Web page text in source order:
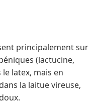
principalement sur
(lactucine,
latex, mais en
la laitue vireuse,